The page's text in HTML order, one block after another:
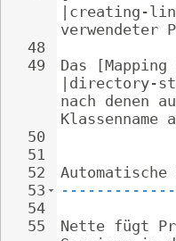
48
49
50
51
52
53
54
55
|creating-
verwendeter
Das
|directory-
nach denen
Nette fügt